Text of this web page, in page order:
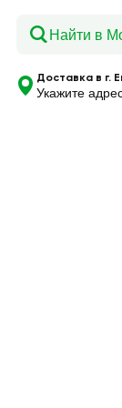
Доставка в г.
Укажите
Главная —